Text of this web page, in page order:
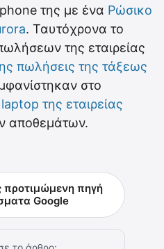
της με ένα Ρώσικο
. Ταυτόχρονα το
της εταιρείας
πωλήσεις της τάξεως
στο
της εταιρείας
αποθεμάτων.
πηγή
Google